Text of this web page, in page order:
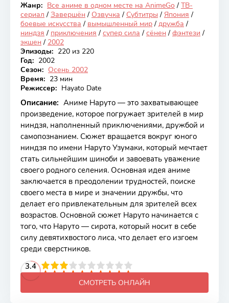
Закончен
Жанр: Все аниме в одном месте на AnimeGo / ТВ-
сериал / Завершён / Озвучка / Субтитры / Япония /
боевые искусства / вымышленный мир / дружба /
ниндзя / приключения / супер сила / сёнен / фэнтези /
экшен / 2002
Эпизоды: 220 из 220
Год: 2002
Сезон: Осень 2002
Время: 23 мин
Режиссер: Hayato Date
Описание: Аниме Наруто — это захватывающее
произведение, которое погружает зрителей в мир
ниндзя, наполненный приключениями, дружбой и
самопознанием. Сюжет вращается вокруг юного
ниндзя по имени Наруто Узумаки, который мечтает
стать сильнейшим шиноби и завоевать уважение
своего родного селения. Основная идея аниме
заключается в преодолении трудностей, поиске
своего места в мире и значении дружбы, что
делает его привлекательным для зрителей всех
возрастов. Основной сюжет Наруто начинается с
того, что Наруто — сирота, который носит в себе
силу девятихвостого лиса, что делает его изгоем
среди сверстников.
3.4
4 5 6 7 8 9 10
СМОТРЕТЬ ОНЛАЙН